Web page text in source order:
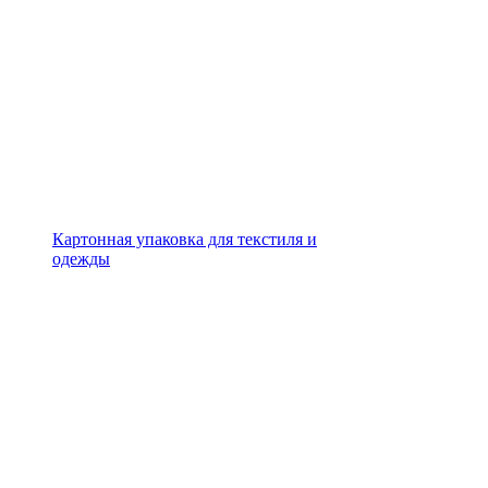
Картонная упаковка для текстиля и
одежды